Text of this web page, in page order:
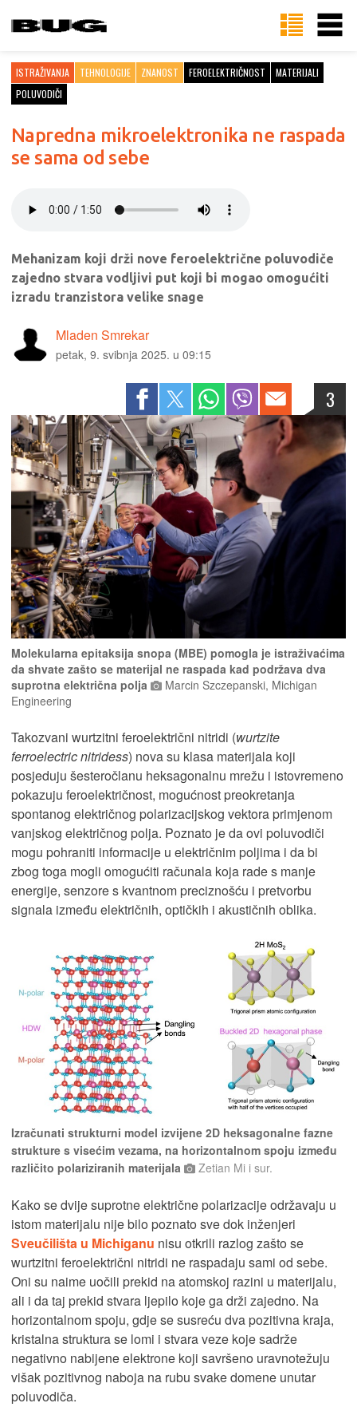
ISTRAŽIVANJA TEHNOLOGIJE ZNANOST FEROELEKTRIČNOST
MATERIJALI
POLUVODIČI
Napredna mikroelektronika ne raspada
se sama od sebe
Mehanizam koji drži nove feroelektrične poluvodiče
zajedno stvara vodljivi put koji bi mogao omogućiti
izradu tranzistora velike snage
Mladen Smrekar
petak, 9. svibnja 2025. u 09:15
3
Molekularna epitaksija snopa (MBE) pomogla je istraživaćima
da shvate zašto se materijal ne raspada kad podržava dva
suprotna električna polja
Marcin Szczepanski, Michigan
Engineering
Takozvani wurtzitni feroelektrični nitridi (wurtzite
ferroelectric nitridess) nova su klasa materijala koji
posjeduju šesteročlanu heksagonalnu mrežu i istovremeno
pokazuju feroelektričnost, mogućnost preokretanja
spontanog električnog polarizacijskog vektora primjenom
vanjskog električnog polja. Poznato je da ovi poluvodiči
mogu pohraniti ​​informacije u električnim poljima i da bi
zbog toga mogli omogućiti računala koja rade s manje
energije, senzore s kvantnom preciznošću i pretvorbu
signala između električnih, optičkih i akustičnih oblika.
Izračunati strukturni model izvijene 2D heksagonalne fazne
strukture s visećim vezama, na horizontalnom spoju između
različito polariziranih materijala
Zetian Mi i sur.
Kako se dvije suprotne električne polarizacije održavaju u
istom materijalu nije bilo poznato sve dok inženjeri
Sveučilišta u Michiganu nisu otkrili razlog zašto se
wurtzitni feroelektrični nitridi ne raspadaju sami od sebe.
Oni su naime uočili prekid na atomskoj razini u materijalu,
ali i da taj prekid stvara ljepilo koje ga drži zajedno. Na
horizontalnom spoju, gdje se susreću dva pozitivna kraja,
kristalna struktura se lomi i stvara veze koje sadrže
negativno nabijene elektrone koji savršeno uravnotežuju
višak pozitivnog naboja na rubu svake domene unutar
poluvodiča.